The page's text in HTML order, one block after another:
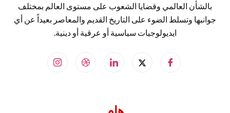
بالشأن العالمي وقضايا الشعوب على مستوى العالم بمختلف
جوانبها وتسلط الضوء على التاريخ القديم والمعاصر بعيداً عن أي
ايديولوجيات سياسية أو عرقية أو دينية.